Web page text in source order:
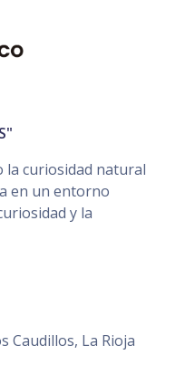
la curiosidad natural
en un entorno
y la
Caudillos, La Rioja